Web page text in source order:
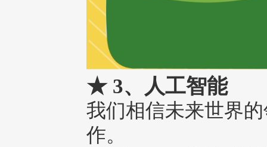
★ 3、人工智能
我们相信未来世界
作。